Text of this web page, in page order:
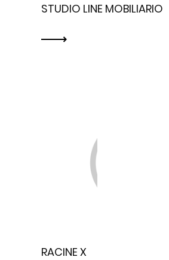
STUDIO LINE MOBILIARIO
RACINE X